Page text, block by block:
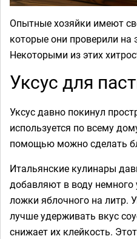
Опытные хозяйки имеют
которые они проверили
Некоторыми из этих
Уксус для
Уксус давно покинул
используется по всему
помощью можно сделать
Итальянские кулинары
добавляют в воду немного
ложки яблочного на литр.
лучше удерживать вкус
снижает их клейкость.